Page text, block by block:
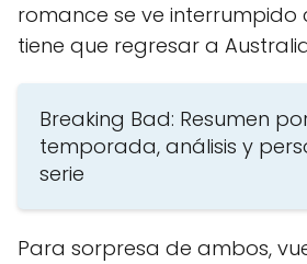
romance se ve interrumpido
tiene que regresar a
Breaking Bad: Resumen
temporada, análisis y
serie
Para sorpresa de ambos,